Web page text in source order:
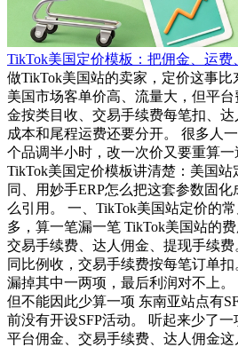
TikTok美国定价模板：把佣金、运费
做TikTok美国站的卖家，定价这事比
美国市场客单价高、流量大，但平
金按类目收、交易手续费每笔扣、
成本和尾程运费还要分开。 很多人
个品调半小时，改一次价又要重算
TikTok美国定价模板讲清楚：美国
同、用妙手ERP怎么把这套参数固
么引用。 一、TikTok美国站定价的
多，算一笔漏一笔 TikTok美国站的
交易手续费、达人佣金、提现手续
同比例收，交易手续费按每笔订单
漏掉其中一两项，最后利润对不上。
但不能因此少算一项 东南亚站点有
前没有开设SFP活动。 听起来少了
平台佣金、交易手续费、达人佣金